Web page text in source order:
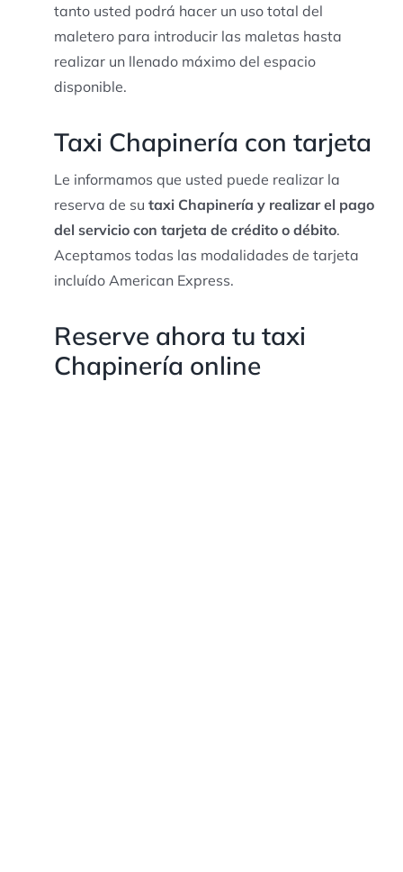
tanto usted podrá hacer un uso total del
maletero para introducir las maletas hasta
realizar un llenado máximo del espacio
disponible.
Taxi Chapinería con tarjeta
Le informamos que usted puede realizar la
reserva de su taxi Chapinería y realizar el pago
del servicio con tarjeta de crédito o débito.
Aceptamos todas las modalidades de tarjeta
incluído American Express.
Reserve ahora tu taxi
Chapinería online